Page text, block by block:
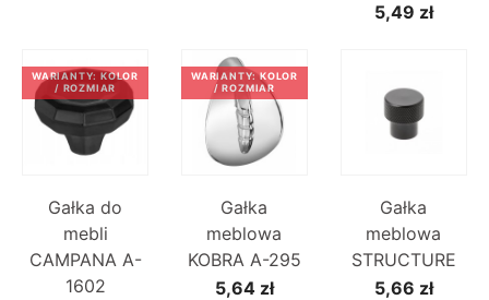
5,49 zł
Gałka do
mebli
CAMPANA A-
1602
WARIANTY: KOLOR
/ ROZMIAR
Gałka
meblowa
KOBRA A-295
5,64 zł
WARIANTY: KOLOR
/ ROZMIAR
Gałka
meblowa
STRUCTURE
5,66 zł